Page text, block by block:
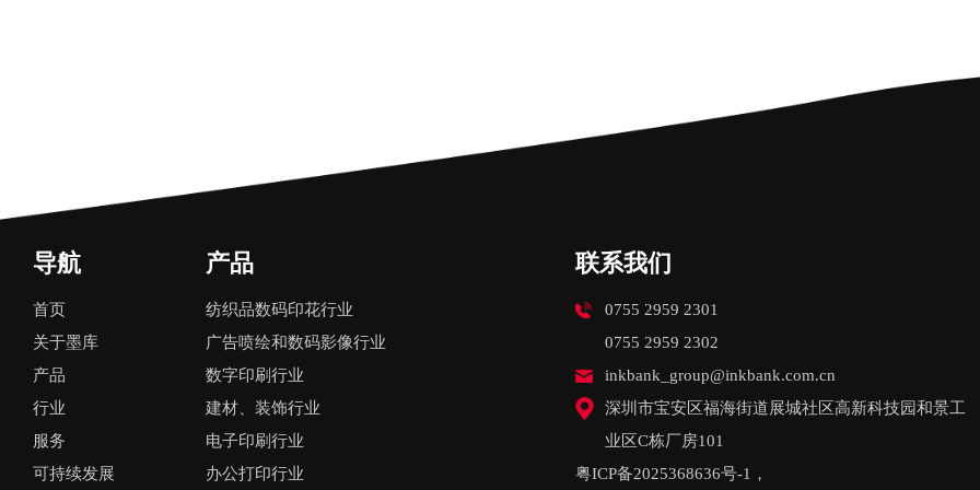
导航
首页
关于墨库
产品
行业
服务
可持续发展
产品
纺织品数码印花行业
广告喷绘和数码影像行业
数字印刷行业
建材、装饰行业
电子印刷行业
办公打印行业
联系我们
0755 2959 2301
0755 2959 2302
inkbank_group@inkbank.com.cn
深圳市宝安区福海街道展城社区高新科技园和景工
业区C栋厂房101
粤ICP备2025368636号-1 ，